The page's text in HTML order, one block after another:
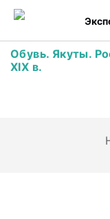
Обувь. Якуты.
XIX в.